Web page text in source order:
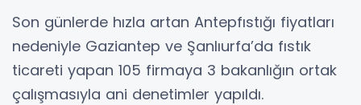
Son günlerde hızla artan Antepfıstığı fiyatları
nedeniyle Gaziantep ve Şanlıurfa’da fıstık
ticareti yapan 105 firmaya 3 bakanlığın ortak
çalışmasıyla ani denetimler yapıldı.